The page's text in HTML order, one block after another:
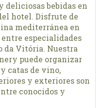
deliciosas bebidas en
hotel. Disfrute de
mediterránea en
entre especialidades
da Vitória. Nuestra
puede organizar
catas de vino,
y exteriores son
conocidos y